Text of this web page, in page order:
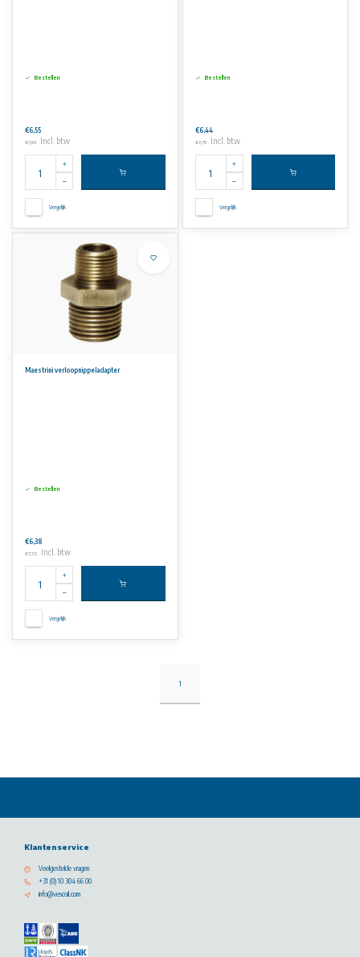
Bestellen
€6,55
€7,93 Incl. btw
Vergelijk
Bestellen
€6,44
€7,79 Incl. btw
Vergelijk
Maestrini verloopnippeladapter
Bestellen
€6,38
€7,72 Incl. btw
Vergelijk
1
Klantenservice
Veelgestelde vragen
+31 (0) 10 304 66 00
info@vescoil.com